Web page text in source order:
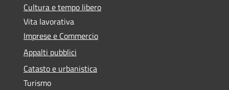
Cultura e tempo libero
Vita lavorativa
Imprese e Commercio
Appalti pubblici
Catasto e urbanistica
Turismo